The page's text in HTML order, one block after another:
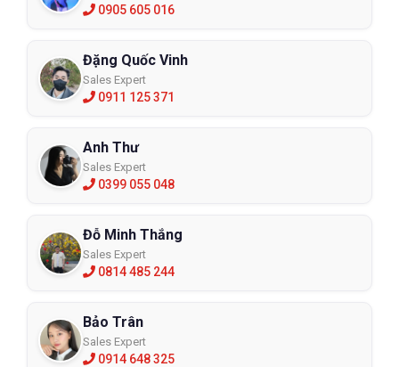
0905 605 016
Đặng Quốc Vinh
Sales Expert
0911 125 371
Anh Thư
Sales Expert
0399 055 048
Đỗ Minh Thắng
Sales Expert
0814 485 244
Bảo Trân
Sales Expert
0914 648 325